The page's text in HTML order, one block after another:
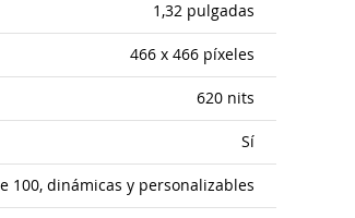
1,32 pulgadas
466 x 466 píxeles
620 nits
Sí
100, dinámicas y personalizables